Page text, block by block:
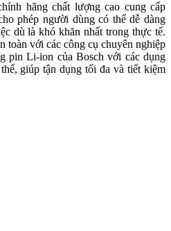
hãng chất lượng cao cung cấp
phép người dùng có thể dễ dàng
dù là khó khăn nhất trong thực tế.
toàn với các công cụ chuyên nghiệp
pin Li-ion của Bosch với các dụng
giúp tận dụng tối đa và tiết kiệm